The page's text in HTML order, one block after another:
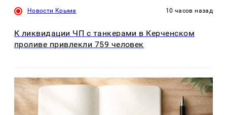
Новости Крыма 10 часов назад
К ликвидации ЧП с танкерами в Керченском
проливе привлекли 759 человек